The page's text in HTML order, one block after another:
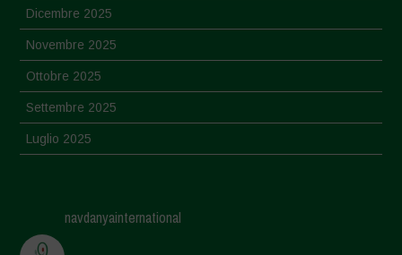
Dicembre 2025
Novembre 2025
Ottobre 2025
Settembre 2025
Luglio 2025
Aprile 2025
navdanyainternational